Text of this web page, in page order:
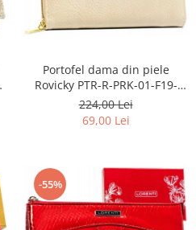
Portofel dama din piele
Rovicky PTR-R-PRK-01-F19-
2757 BE
224,00 Lei
69,00 Lei
-55%